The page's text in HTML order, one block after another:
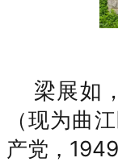
梁展如，
（现为曲
产党，